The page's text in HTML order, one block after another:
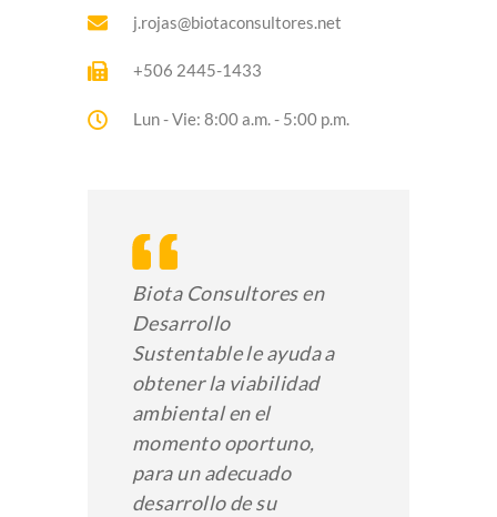
j.rojas@biotaconsultores.net
+506 2445-1433
Lun - Vie: 8:00 a.m. - 5:00 p.m.
Biota Consultores en
Desarrollo
Sustentable le ayuda a
obtener la viabilidad
ambiental en el
momento oportuno,
para un adecuado
desarrollo de su